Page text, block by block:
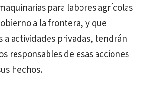
para labores agrícolas
a la frontera, y que
a actividades privadas, tendrán
responsables de esas acciones
hechos.